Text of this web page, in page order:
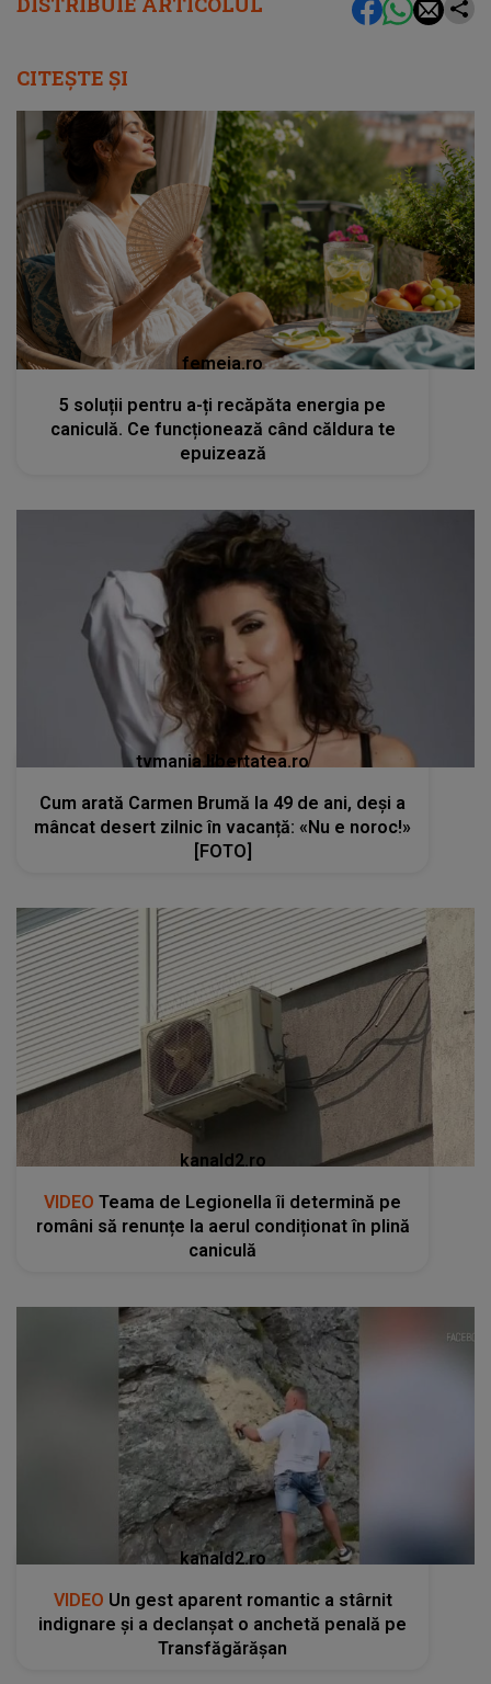
CITEȘTE ȘI
femeia.ro
5 soluții pentru a-ți recăpăta energia pe
caniculă. Ce funcționează când căldura te
epuizează
tvmania.libertatea.ro
Cum arată Carmen Brumă la 49 de ani, deși a
mâncat desert zilnic în vacanță: «Nu e noroc!»
[FOTO]
kanald2.ro
VIDEO Teama de Legionella îi determină pe
români să renunțe la aerul condiționat în plină
caniculă
kanald2.ro
VIDEO Un gest aparent romantic a stârnit
indignare și a declanșat o anchetă penală pe
Transfăgărășan